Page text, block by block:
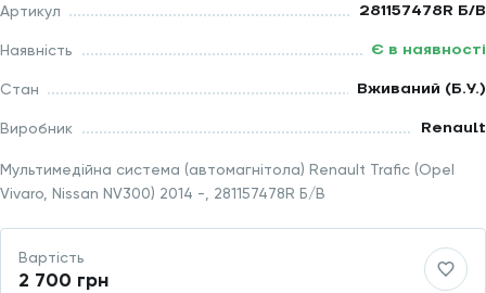
Мультимедійна система (автомагнітола) Renault Trafic (Opel
Vivaro, Nissan NV300) 2014 -, 281157478R Б/В
Артикул 281157478R Б/В
Наявність Є в наявності
Стан Вживаний (Б.У.)
Виробник Renault
Вартість
2 700 грн